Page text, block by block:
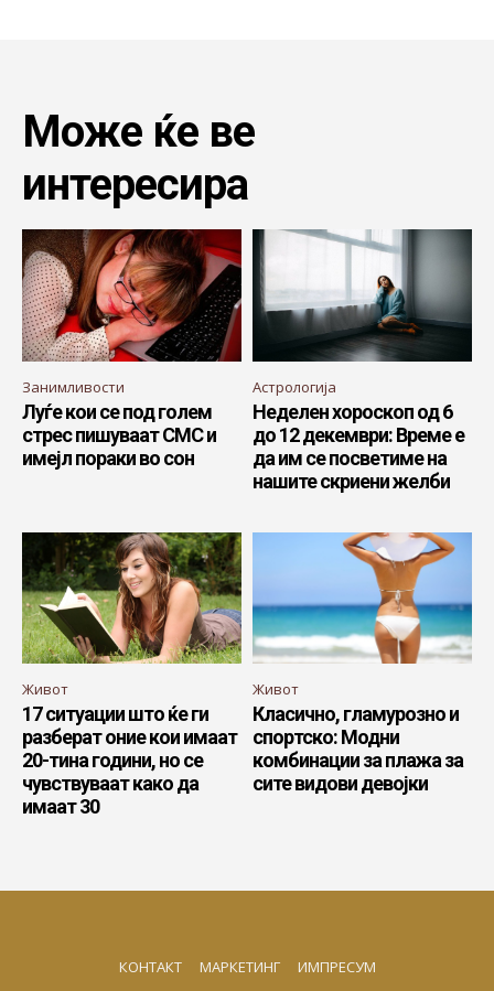
Може ќе ве
интересира
Занимливости
Луѓе кои се под голем
стрес пишуваат СМС и
имејл пораки во сон
Астрологија
Неделен хороскоп од 6
до 12 декември: Време е
да им се посветиме на
нашите скриени желби
Живот
17 ситуации што ќе ги
разберат оние кои имаат
20-тина години, но се
чувствуваат како да
имаат 30
Живот
Класично, гламурозно и
спортско: Модни
комбинации за плажа за
сите видови девојки
КОНТАКТ МАРКЕТИНГ ИМПРЕСУМ